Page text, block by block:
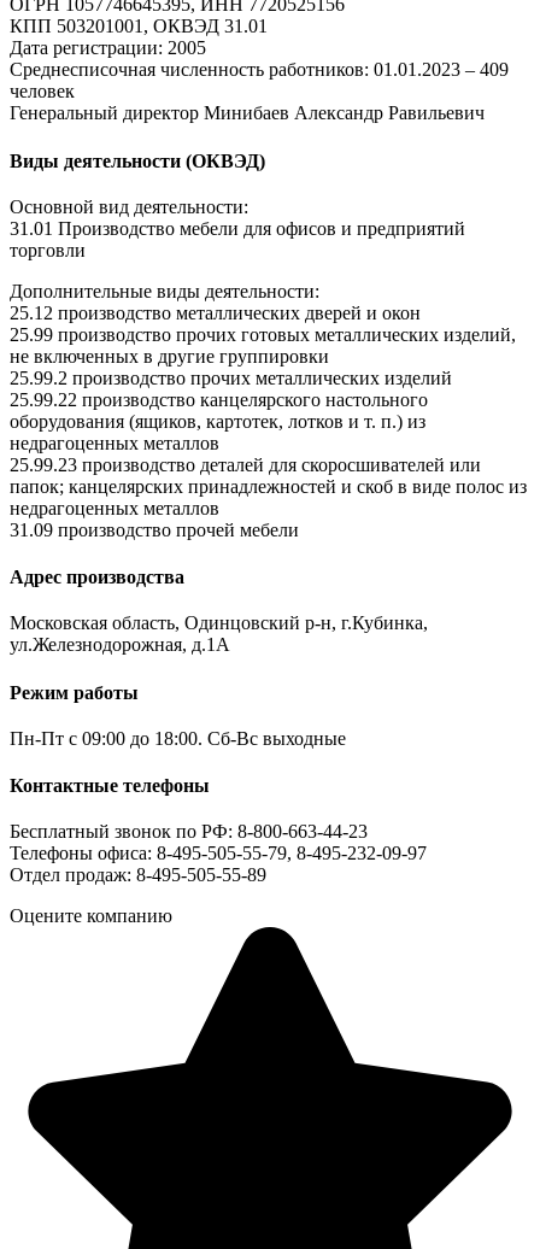
ОГРН 1057746645395, ИНН 7720525156
КПП 503201001, ОКВЭД 31.01
Дата регистрации: 2005
Среднесписочная численность работников: 01.01.2023 – 409
человек
Генеральный директор Минибаев Александр Равильевич
Виды деятельности (ОКВЭД)
Основной вид деятельности:
31.01 Производство мебели для офисов и предприятий
торговли
Дополнительные виды деятельности:
25.12 производство металлических дверей и окон
25.99 производство прочих готовых металлических изделий,
не включенных в другие группировки
25.99.2 производство прочих металлических изделий
25.99.22 производство канцелярского настольного
оборудования (ящиков, картотек, лотков и т. п.) из
недрагоценных металлов
25.99.23 производство деталей для скоросшивателей или
папок; канцелярских принадлежностей и скоб в виде полос из
недрагоценных металлов
31.09 производство прочей мебели
Адрес производства
Московская область, Одинцовский р-н, г.Кубинка,
ул.Железнодорожная, д.1А
Режим работы
Пн-Пт с 09:00 до 18:00. Сб-Вс выходные
Контактные телефоны
Бесплатный звонок по РФ: 8-800-663-44-23
Телефоны офиса: 8-495-505-55-79, 8-495-232-09-97
Отдел продаж: 8-495-505-55-89
Оцените компанию